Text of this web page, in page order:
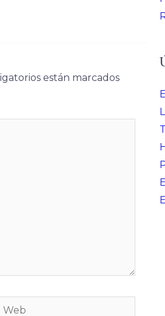
están marcados
Web